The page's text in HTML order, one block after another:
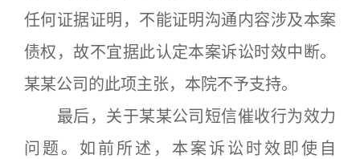
任何证据证明，不能证明沟通内容涉及本案
债权，故不宜据此认定本案诉讼时效中断。
某某公司的此项主张，本院不予支持。
最后，关于某某公司短信催收行为效力
问题。如前所述，本案诉讼时效即使自